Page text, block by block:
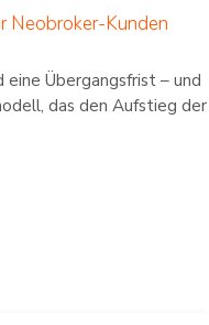
Neobroker-Kunden
eine Übergangsfrist – und
das den Aufstieg der